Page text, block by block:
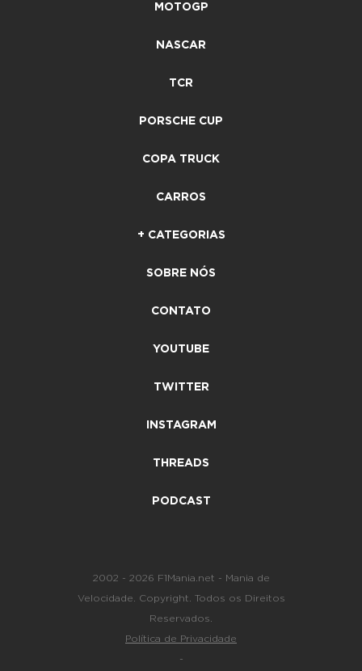
MOTOGP
NASCAR
TCR
PORSCHE CUP
COPA TRUCK
CARROS
+ CATEGORIAS
SOBRE NÓS
CONTATO
YOUTUBE
TWITTER
INSTAGRAM
THREADS
PODCAST
2002 - 2026 F1Mania.net - Mania de
Velocidade. Copyright. Todos os Direitos
Reservados.
Política de Privacidade
-